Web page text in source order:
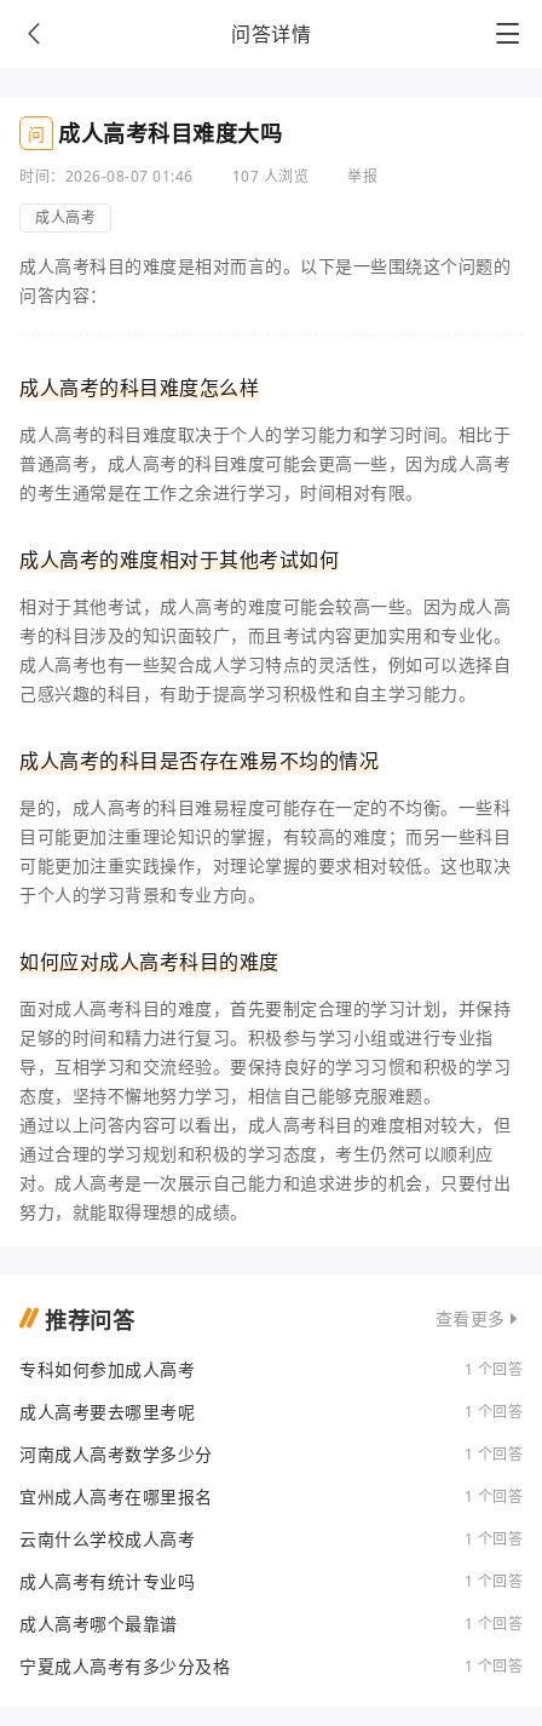
问答详情
问 成人高考科目难度大吗
时间：2026-08-07 01:46 107 人浏览
举报
成人高考
成人高考科目的难度是相对而言的。以下是一些围绕这个问题的
问答内容：
成人高考的科目难度怎么样
成人高考的科目难度取决于个人的学习能力和学习时间。相比于
普通高考，成人高考的科目难度可能会更高一些，因为成人高考
的考生通常是在工作之余进行学习，时间相对有限。
成人高考的难度相对于其他考试如何
相对于其他考试，成人高考的难度可能会较高一些。因为成人高
考的科目涉及的知识面较广，而且考试内容更加实用和专业化。
成人高考也有一些契合成人学习特点的灵活性，例如可以选择自
己感兴趣的科目，有助于提高学习积极性和自主学习能力。
成人高考的科目是否存在难易不均的情况
是的，成人高考的科目难易程度可能存在一定的不均衡。一些科
目可能更加注重理论知识的掌握，有较高的难度；而另一些科目
可能更加注重实践操作，对理论掌握的要求相对较低。这也取决
于个人的学习背景和专业方向。
如何应对成人高考科目的难度
面对成人高考科目的难度，首先要制定合理的学习计划，并保持
足够的时间和精力进行复习。积极参与学习小组或进行专业指
导，互相学习和交流经验。要保持良好的学习习惯和积极的学习
态度，坚持不懈地努力学习，相信自己能够克服难题。
通过以上问答内容可以看出，成人高考科目的难度相对较大，但
通过合理的学习规划和积极的学习态度，考生仍然可以顺利应
对。成人高考是一次展示自己能力和追求进步的机会，只要付出
努力，就能取得理想的成绩。
推荐问答 查看更多
专科如何参加成人高考 1 个回答
成人高考要去哪里考呢 1 个回答
河南成人高考数学多少分 1 个回答
宜州成人高考在哪里报名 1 个回答
云南什么学校成人高考 1 个回答
成人高考有统计专业吗 1 个回答
成人高考哪个最靠谱 1 个回答
宁夏成人高考有多少分及格 1 个回答